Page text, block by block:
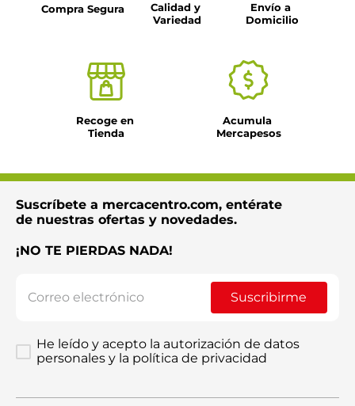
Compra Segura
Calidad y
Variedad
Envío a
Domicilio
Recoge en
Tienda
Acumula
Mercapesos
Suscríbete a mercacentro.com, entérate
de nuestras ofertas y novedades.
¡NO TE PIERDAS NADA!
Suscribirme
He leído y acepto la autorización de datos
personales y la política de privacidad